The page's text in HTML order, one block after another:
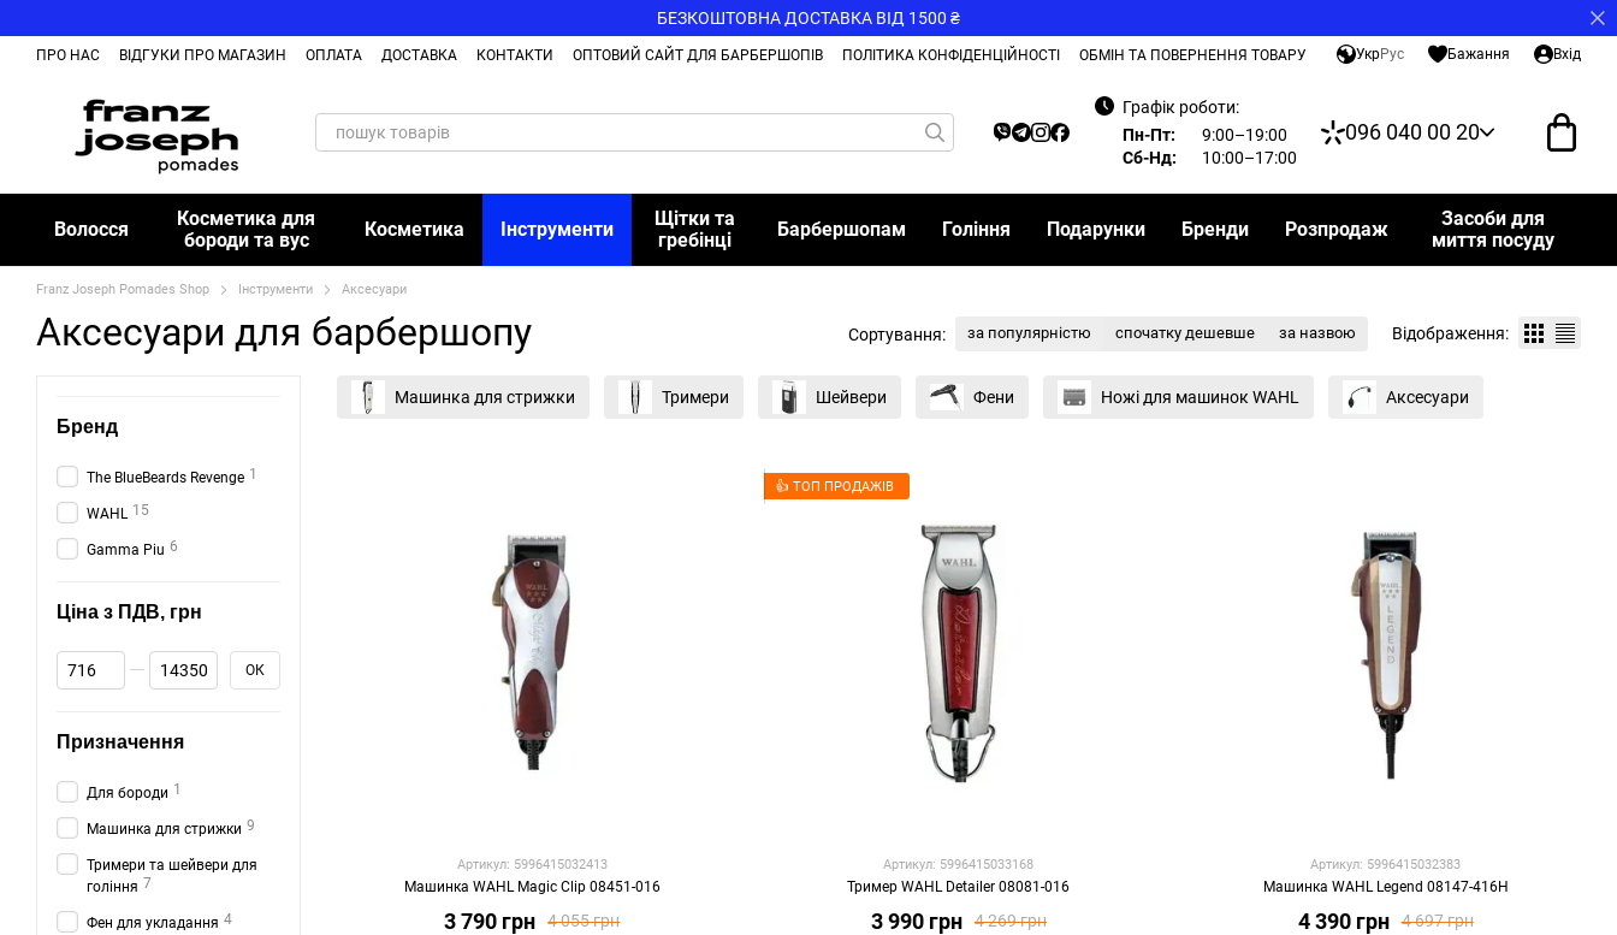
БЕЗКОШТОВНА ДОСТАВКА ВІД 1500 ₴
ПРО НАС ВІДГУКИ ПРО МАГАЗИН ОПЛАТА ДОСТАВКА КОНТАКТИ ОПТОВИЙ САЙТ ДЛЯ БАРБЕРШОПІВ ПОЛІТИКА КОНФІДЕНЦІЙНОСТІ
ОБМІН ТА ПОВЕРНЕННЯ ТОВАРУ
УкрРус Бажання Вхід
Графік роботи:
Пн-Пт:
9:00–19:00
Сб-Нд:
10:00–17:00
096 040 00 20
Волосся
Косметика для
бороди та вус
Косметика Інструменти
Щітки та
гребінці
Барбершопам Гоління Подарунки Бренди Розпродаж
Засоби для
миття посуду
Franz Joseph Pomades Shop Інструменти Аксесуари
Аксесуари для барбершопу Сортування: за популярністю спочатку дешевше за назвою Відображення:
Машинка для стрижки Тримери Шейвери Фени Ножі для машинок WAHL Аксесуари
Артикул: 5996415032413
Машинка WAHL Magic Clip 08451-016
4 055 грн
3 790 грн
👍 ТОП ПРОДАЖІВ
Артикул: 5996415033168
Тример WAHL Detailer 08081-016
4 269 грн
3 990 грн
Артикул: 5996415032383
Машинка WAHL Legend 08147-416H
4 697 грн
4 390 грн
Бренд
The BlueBeards Revenge 1
WAHL 15
Gamma Piu 6
Ціна з ПДВ, грн
Від Ціна з ПДВ, грн
До Ціна з ПДВ, грн ОК
Призначення
Для бороди 1
Машинка для стрижки 9
Тримери та шейвери для
гоління 7
Фен для укладання 4